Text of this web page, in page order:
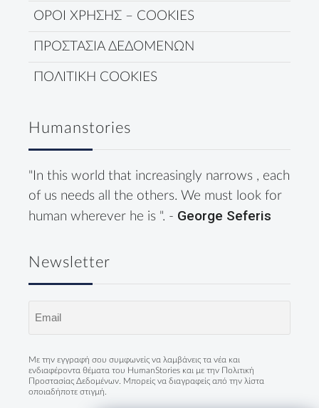
ΟΡΟΙ ΧΡΗΣΗΣ – COOKIES
ΠΡΟΣΤΑΣΙΑ ΔΕΔΟΜΕΝΩΝ
ΠΟΛΙΤΙΚΗ COOKIES
Humanstories
"In this world that increasingly narrows , each
of us needs all the others. We must look for
human wherever he is ". - George Seferis
Newsletter
Με την εγγραφή σου συμφωνείς να λαμβάνεις τα νέα και
ενδιαφέροντα θέματα του HumanStories και με την Πολιτική
Προστασίας Δεδομένων . Μπορείς να διαγραφείς από την λίστα
οποιαδήποτε στιγμή.